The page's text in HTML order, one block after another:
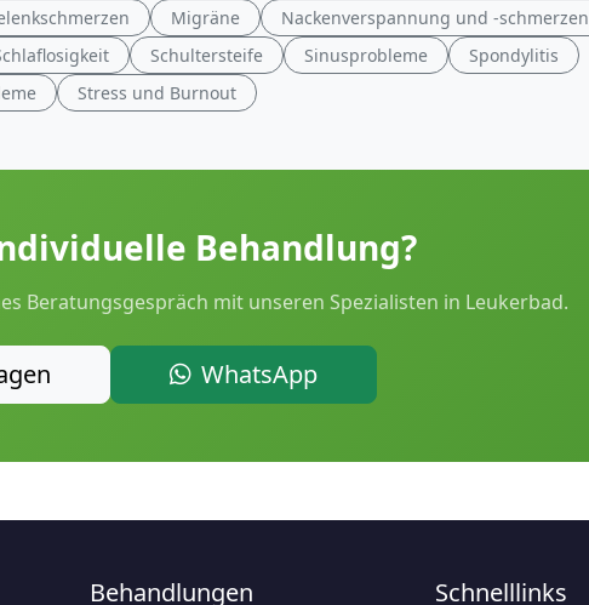
Migräne
Nackenverspannung und -schmerzen
Schultersteife Sinusprobleme
Spondylitis
Stress und Burnout
Behandlung?
Beratungsgespräch mit unseren Spezialisten in Leukerbad.
WhatsApp
Behandlungen Schnelllinks